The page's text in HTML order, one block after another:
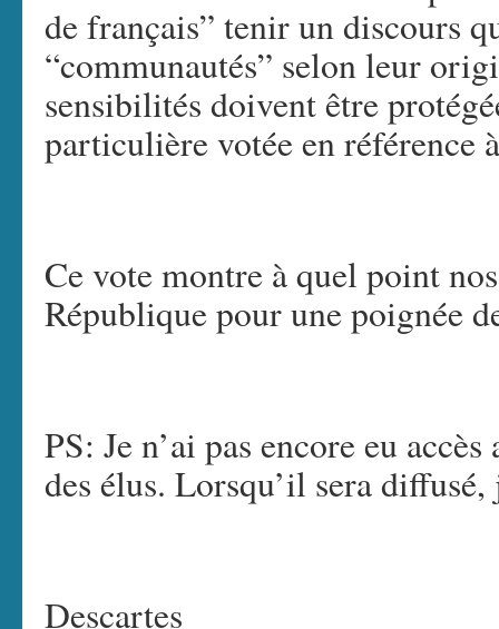
de français” tenir un discours
“communautés” selon leur
sensibilités doivent être
particulière votée en référence
Ce vote montre à quel point
République pour une poignée
PS: Je n’ai pas encore eu
des élus. Lorsqu’il sera
Descartes